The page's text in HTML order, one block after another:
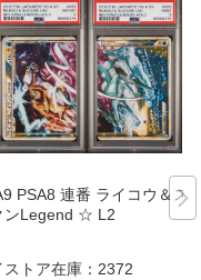
PSA8 連番 ライコウ＆ス
ンLegend ☆ L2
ストア在庫： 2372